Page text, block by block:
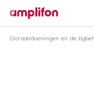
Ooraandoeningen en de